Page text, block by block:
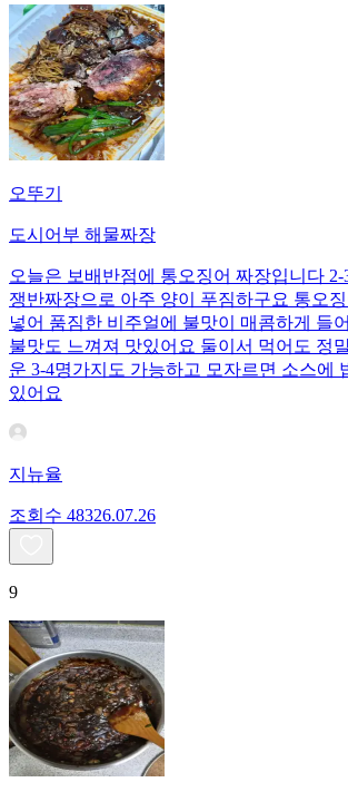
오뚜기
도시어부 해물짜장
오늘은 보배반점에 통오징어 짜장입니다
쟁반짜장으로 아주 양이 푸짐하구요 통오
넣어 품짐한 비주얼에 불맛이 매콤하게 들
불맛도 느껴져 맛있어요 둘이서 먹어도 정
운 3-4명가지도 가능하고 모자르면 소스에
있어요
지뉴율
조회수 48326.07.26
9